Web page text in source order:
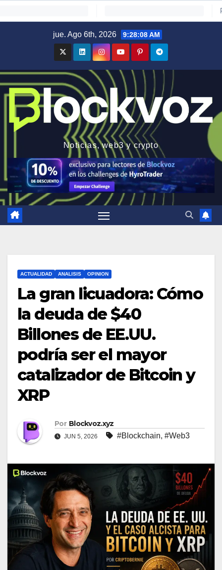
jue. Ago 6th, 2026 9:28:09 AM
Noticias, web3 y crypto
ACTUALIDAD ANALISIS OPINION
La gran licuadora: Cómo
la deuda de $40
Billones de EE.UU.
podría ser el mayor
catalizador de Bitcoin y
XRP
Por Blockvoz.xyz
JUN 5, 2026 #Blockchain, #Web3